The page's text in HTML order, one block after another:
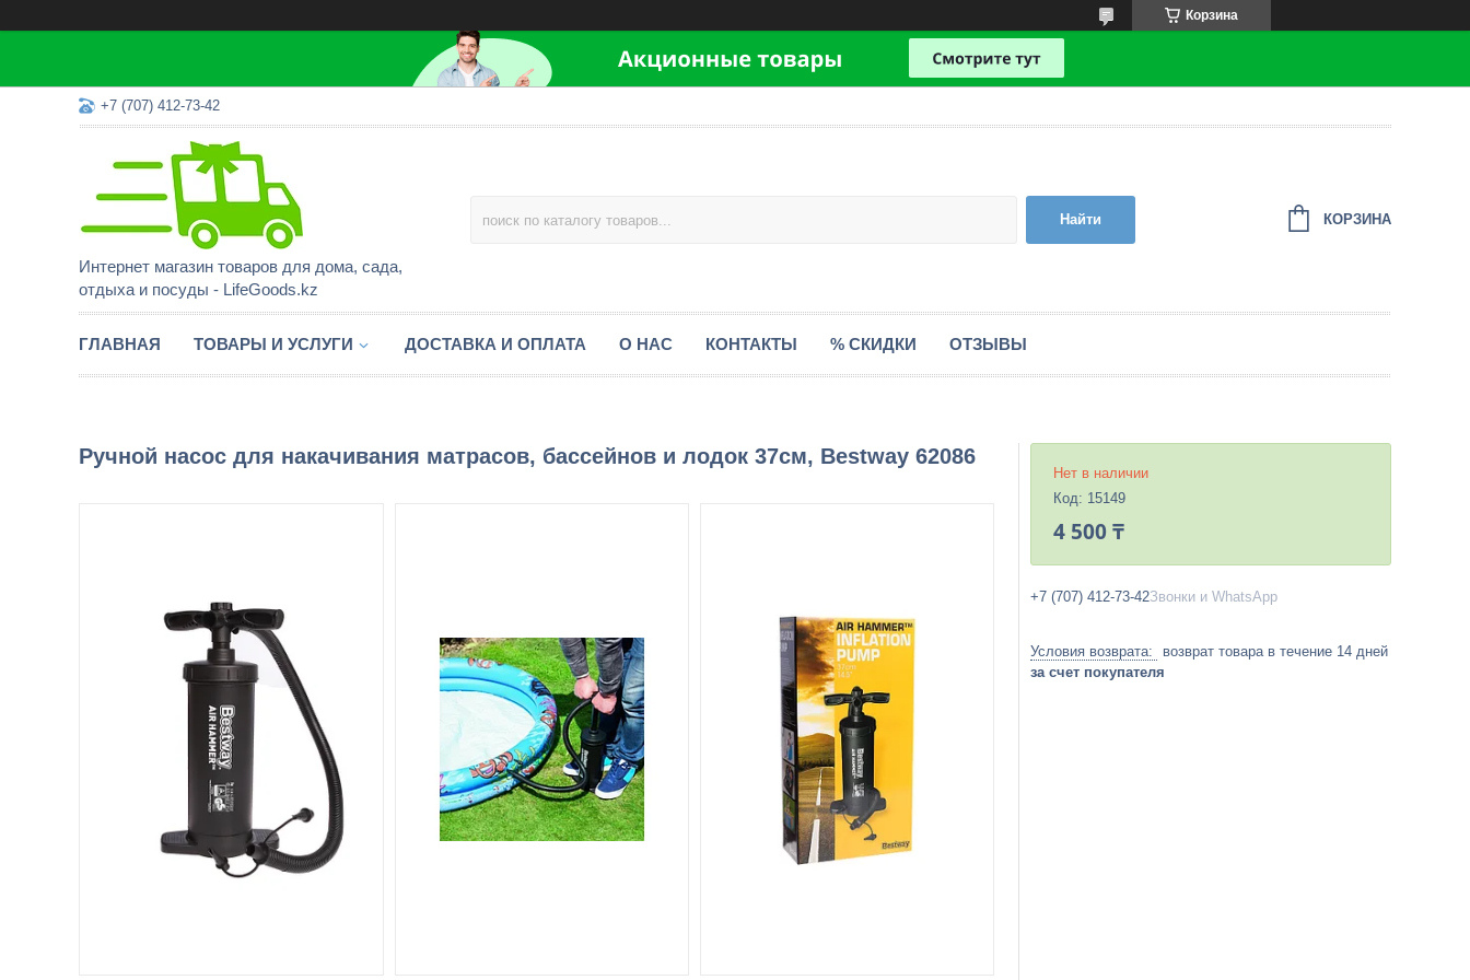
Корзина
+7 (707) 412-73-42
Интернет магазин товаров для дома, сада,
отдыха и посуды - LifeGoods.kz
Найти КОРЗИНА
ГЛАВНАЯ ТОВАРЫ И УСЛУГИ ДОСТАВКА И ОПЛАТА О НАС КОНТАКТЫ % СКИДКИ ОТЗЫВЫ
Ручной насос для накачивания матрасов, бассейнов и лодок 37см, Bestway 62086
Нет в наличии
Код: 15149
4 500 ₸
+7 (707) 412-73-42Звонки и WhatsApp
возврат товара в течение 14 дней
за счет покупателя